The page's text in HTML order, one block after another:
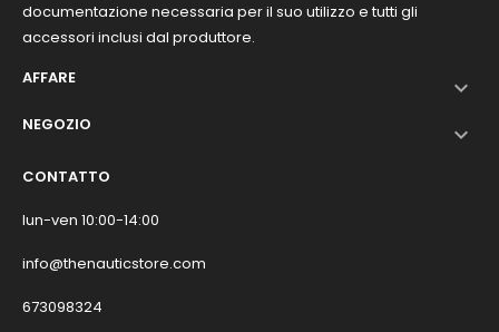
documentazione necessaria per il suo utilizzo e tutti gli
accessori inclusi dal produttore.
AFFARE

NEGOZIO 
CONTATTO
lun-ven 10:00-14:00
info@thenauticstore.com
673098324